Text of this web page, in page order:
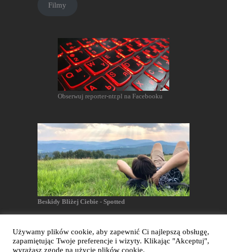
Filmy
Obserwuj reporter-ntr.pl na Facebooku
Beskidy Bliżej Ciebie - Spotted
Reporter NTR - Wszelkie prawa zastrzeżone
Używamy plików cookie, aby zapewnić Ci najlepszą obsługę,
zapamiętując Twoje preferencje i wizyty. Klikając "Akceptuj",
wyrażasz zgodę na użycie plików cookie.